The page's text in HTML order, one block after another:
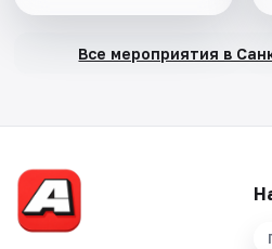
Все мероприятия в